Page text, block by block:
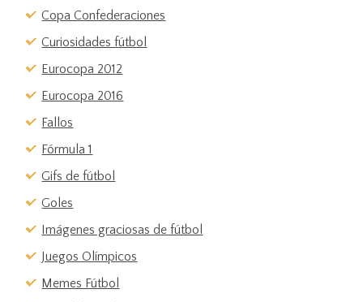
Copa Confederaciones
Curiosidades fútbol
Eurocopa 2012
Eurocopa 2016
Fallos
Fórmula 1
Gifs de fútbol
Goles
Imágenes graciosas de fútbol
Juegos Olímpicos
Memes Fútbol